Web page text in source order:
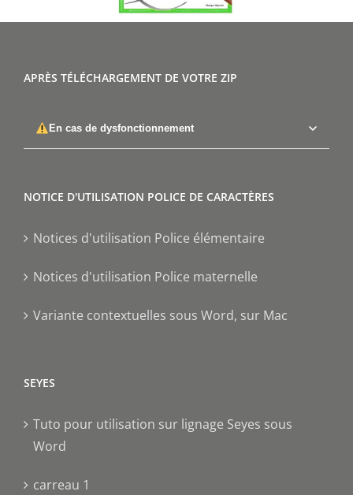
APRÈS TÉLÉCHARGEMENT DE VOTRE ZIP
En cas de dysfonctionnement
NOTICE D'UTILISATION POLICE DE CARACTÈRES
Notices d'utilisation Police élémentaire
Notices d'utilisation Police maternelle
Variante contextuelles sous Word, sur Mac
SEYES
Tuto pour utilisation sur lignage Seyes sous
Word
carreau 1